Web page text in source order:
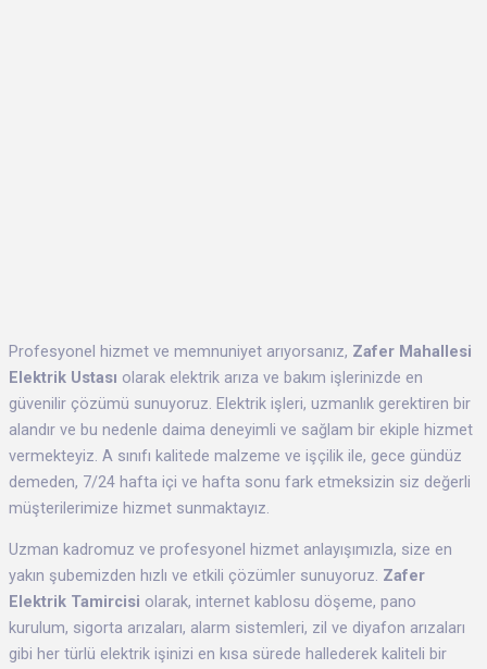
Profesyonel hizmet ve memnuniyet arıyorsanız, Zafer Mahallesi
Elektrik Ustası olarak elektrik arıza ve bakım işlerinizde en
güvenilir çözümü sunuyoruz. Elektrik işleri, uzmanlık gerektiren bir
alandır ve bu nedenle daima deneyimli ve sağlam bir ekiple hizmet
vermekteyiz. A sınıfı kalitede malzeme ve işçilik ile, gece gündüz
demeden, 7/24 hafta içi ve hafta sonu fark etmeksizin siz değerli
müşterilerimize hizmet sunmaktayız.
Uzman kadromuz ve profesyonel hizmet anlayışımızla, size en
yakın şubemizden hızlı ve etkili çözümler sunuyoruz. Zafer
Elektrik Tamircisi olarak, internet kablosu döşeme, pano
kurulum, sigorta arızaları, alarm sistemleri, zil ve diyafon arızaları
gibi her türlü elektrik işinizi en kısa sürede hallederek kaliteli bir